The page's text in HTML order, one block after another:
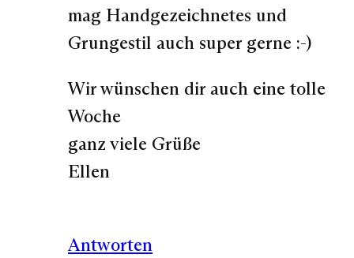
mag Handgezeichnetes und
Grungestil auch super gerne :-)
Wir wünschen dir auch eine tolle
Woche
ganz viele Grüße
Ellen
Antworten